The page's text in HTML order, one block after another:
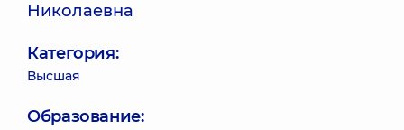
Николаевна
Категория:
Высшая
Образование: